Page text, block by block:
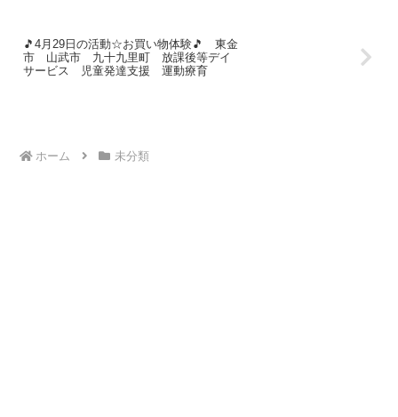
🎵4月29日の活動☆お買い物体験🎵 東金
市 山武市 九十九里町 放課後等デイ
サービス 児童発達支援 運動療育
ホーム 未分類